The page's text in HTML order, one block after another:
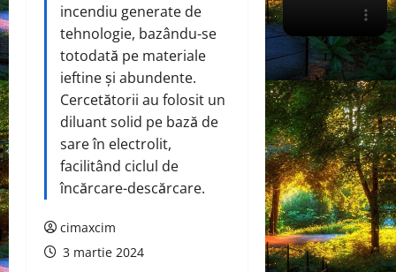
incendiu generate de
tehnologie, bazându-se
totodată pe materiale
ieftine și abundente.
Cercetătorii au folosit un
diluant solid pe bază de
sare în electrolit,
facilitând ciclul de
încărcare-descărcare.
cimaxcim
3 martie 2024